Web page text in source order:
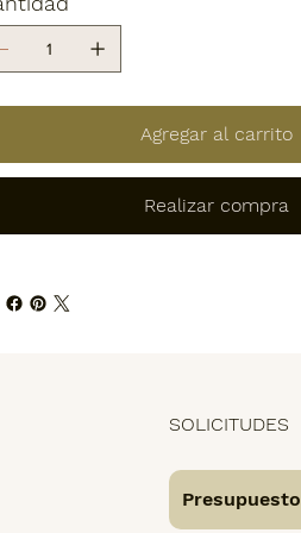
Agregar al carrito
Realizar compra
SOLICITUDES
Presupuesto